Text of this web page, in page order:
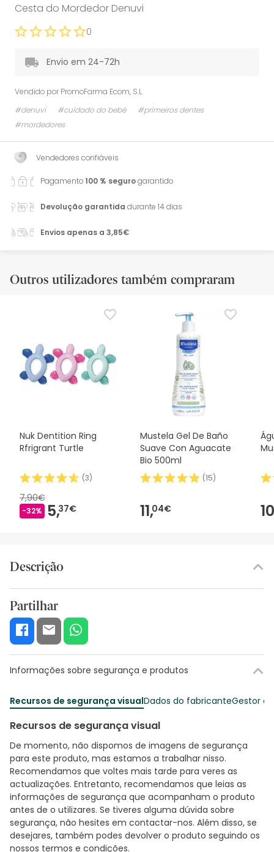
Cesta do Mordedor Denuvi
0
Envio em 24-72h
Vendido por PromoFarma Ecom, S.L.
#denuvi
#cuidado do bebé
#primeiros dentes
#mordedores
Vendedores confiáveis
Pagamento100 % segurogarantido
Devolução garantida durante 14 dias
Envios apenas a 3,85€
Outros utilizadores também compraram
Nuk Dentition Ring
Rfrigrant Turtle
(3)
7,90€
-32% 5,37€
Mustela Gel De Baño
Suave Con Aguacate
Bio 500ml
(15)
11,04€
Descrição
Partilhar
Informações sobre segurança e produtos
Recursos de segurança visualDados do fabricanteGestor
Recursos de segurança visual
De momento, não dispomos de imagens de segurança
para este produto, mas estamos a trabalhar nisso.
Recomendamos que voltes mais tarde para veres as
actualizações. Entretanto, recomendamos que leias as
informações de segurança que acompanham o produto
antes de o utilizares. Se tiveres alguma dúvida sobre
segurança, não hesites em contactar-nos. Além disso, se
desejares, também podes devolver o produto seguindo os
nossos termos e condições.